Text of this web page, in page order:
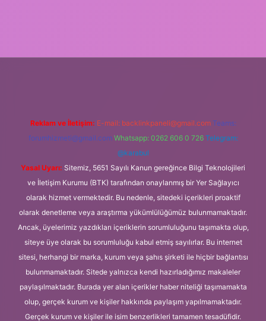
Reklam ve İletişim: E-mail: backlinkpaneli@gmail.com Teams:
forumhizmeti@gmail.com Whatsapp: 0262 606 0 726 Telegram:
@karabul
Yasal Uyarı: Sitemiz, 5651 Sayılı Kanun gereğince Bilgi Teknolojileri
ve İletişim Kurumu (BTK) tarafından onaylanmış bir Yer Sağlayıcı
olarak hizmet vermektedir. Bu nedenle, sitedeki içerikleri proaktif
olarak denetleme veya araştırma yükümlülüğümüz bulunmamaktadır.
Ancak, üyelerimiz yazdıkları içeriklerin sorumluluğunu taşımakta olup,
siteye üye olarak bu sorumluluğu kabul etmiş sayılırlar. Bu internet
sitesi, herhangi bir marka, kurum veya şahıs şirketi ile hiçbir bağlantısı
bulunmamaktadır. Sitede yalnızca kendi hazırladığımız makaleler
paylaşılmaktadır. Burada yer alan içerikler haber niteliği taşımamakta
olup, gerçek kurum ve kişiler hakkında paylaşım yapılmamaktadır.
Gerçek kurum ve kişiler ile isim benzerlikleri tamamen tesadüfidir.